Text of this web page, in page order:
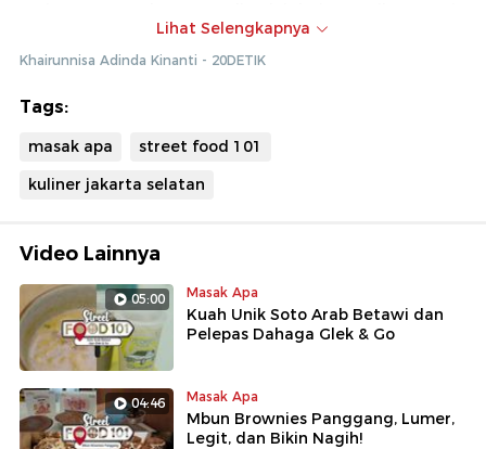
udang, dan masih banyak lagi. Untuk harga? Jangan
khawatir detikers. Setiap lauk yang dibeli di sini, sudah
termasuk nasi lho.
Lihat Selengkapnya
Khairunnisa Adinda Kinanti - 20DETIK
Tags:
masak apa
street food 101
kuliner jakarta selatan
Video Lainnya
05:00 Masak Apa
Kuah Unik Soto Arab Betawi dan
Pelepas Dahaga Glek & Go
04:46 Masak Apa
Mbun Brownies Panggang, Lumer,
Legit, dan Bikin Nagih!